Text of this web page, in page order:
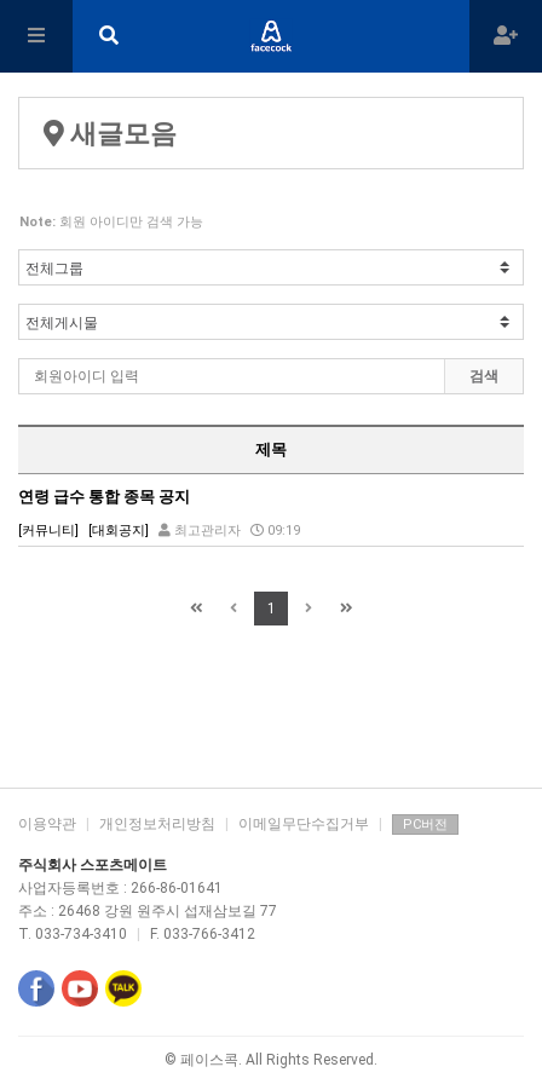
새글모음
Note: 회원 아이디만 검색 가능
검색
제목
연령 급수 통합 종목 공지
[커뮤니티] [대회공지] 최고관리자 09:19
1
이용약관 개인정보처리방침 이메일무단수집거부 PC버전
주식회사 스포츠메이트
사업자등록번호 : 266-86-01641
주소 : 26468 강원 원주시 섭재삼보길 77
T. 033-734-3410
F. 033-766-3412
© 페이스콕. All Rights Reserved.